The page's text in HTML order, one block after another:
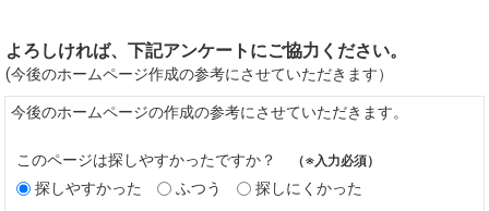
よろしければ、下記アンケートにご協力ください。
(今後のホームページ作成の参考にさせていただきます）
今後のホームページの作成の参考にさせていただきます。
このページは探しやすかったですか？ （※入力必須）
探しやすかった ふつう 探しにくかった